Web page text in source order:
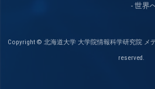
世界
Copyright © 北海道大学 大学院情報科学研究院 メ
reserved.